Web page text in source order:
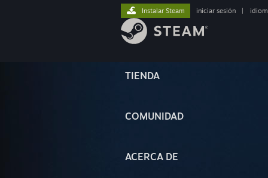
TIENDA
COMUNIDAD
ACERCA DE
Instalar Steam iniciar sesión